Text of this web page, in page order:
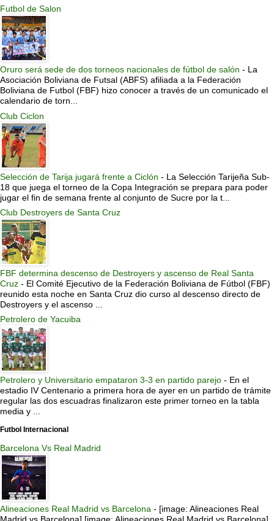
Futbol de Salon
Oruro será sede de dos torneos nacionales de fútbol de salón - La
Asociación Boliviana de Futsal (ABFS) afiliada a la Federación
Boliviana de Futbol (FBF) hizo conocer a través de un comunicado el
calendario de torn...
Club Ciclon
Selección de Tarija jugará frente a Ciclón - La Selección Tarijeña Sub-
18 que juega el torneo de la Copa Integración se prepara para poder
jugar el fin de semana frente al conjunto de Sucre por la t...
Club Destroyers de Santa Cruz
FBF determina descenso de Destroyers y ascenso de Real Santa
Cruz - El Comité Ejecutivo de la Federación Boliviana de Fútbol (FBF)
reunido esta noche en Santa Cruz dio curso al descenso directo de
Destroyers y el ascenso ...
Petrolero de Yacuiba
Petrolero y Universitario empataron 3-3 en partido parejo - En el
estadio IV Centenario a primera hora de ayer en un partido de trámite
regular las dos escuadras finalizaron este primer torneo en la tabla
media y ...
Futbol Internacional
Barcelona Vs Real Madrid
Alineaciones Real Madrid vs Barcelona - [image: Alineaciones Real